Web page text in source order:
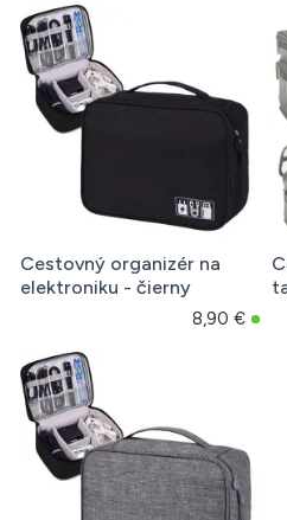
Cestovný organizér na
elektroniku - čierny
8,90 €